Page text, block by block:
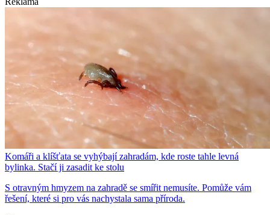
Komáři a klíšťata se vyhýbají zahradám, kde roste tahle levná
bylinka. Stačí ji zasadit ke stolu
S otravným hmyzem na zahradě se smířit nemusíte. Pomůže vám
řešení, které si pro vás nachystala sama příroda.